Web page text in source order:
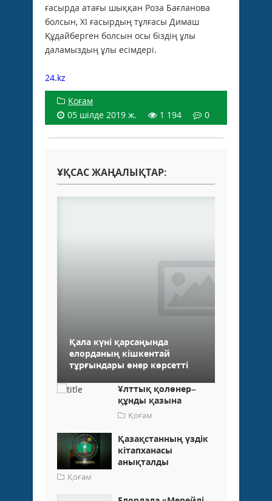
ғасырда атағы шыққан Роза Бағланова
болсын, ХІ ғасырдың тұлғасы Димаш
Құдайберген болсын осы біздің ұлы
даламыздың ұлы есімдері.
24.kz
Қоғам
05 шілде 2019 ж.
1 194 0
ҰҚСАС ЖАҢАЛЫҚТАР:
Қала күні қарсаңында
елорданың кішкентай
тұрғындары өнер көрсетті
Ұлттық қолөнер–
құнды қазына
Қоғам
Қазақстанның үздік
кітапханасы
анықталды
Қоғам